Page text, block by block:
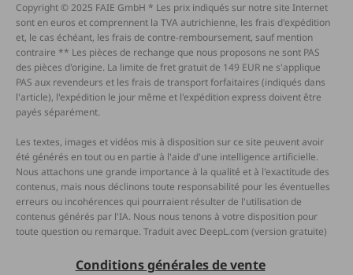
Copyright © 2025 FAIE GmbH * Les prix indiqués sur notre site Internet
sont en euros et comprennent la TVA autrichienne, les frais d'expédition
et, le cas échéant, les frais de contre-remboursement, sauf mention
contraire ** Les pièces de rechange que nous proposons ne sont PAS
des pièces d'origine. La limite de fret gratuit de 149 EUR ne s'applique
PAS aux revendeurs et les frais de transport forfaitaires (indiqués dans
l'article), l'expédition le jour même et l'expédition express doivent être
payés séparément.
Les textes, images et vidéos mis à disposition sur ce site peuvent avoir
été générés en tout ou en partie à l'aide d'une intelligence artificielle.
Nous attachons une grande importance à la qualité et à l'exactitude des
contenus, mais nous déclinons toute responsabilité pour les éventuelles
erreurs ou incohérences qui pourraient résulter de l'utilisation de
contenus générés par l'IA. Nous nous tenons à votre disposition pour
toute question ou remarque. Traduit avec DeepL.com (version gratuite)
Conditions générales de vente